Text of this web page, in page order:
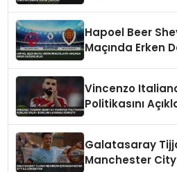
Hapoel Beer
Maçında Erken
Vincenzo
Politikasını
Galatasaray
Manchester